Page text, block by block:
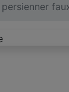
persienner